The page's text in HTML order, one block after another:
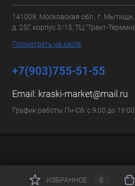
141009, Московская обл., г. Мытищи,
д. 25Г, корпус 3/15, ТЦ "Тракт-
Посмотреть на карте
+7(903)755-51-55
Email: kraski-market@mail.ru
График работы Пн-Сб: с 9:00 до
ИЗБРАННОЕ 0